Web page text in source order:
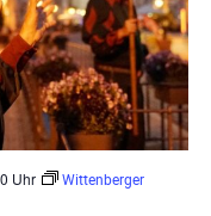
Uhr
Wittenberger